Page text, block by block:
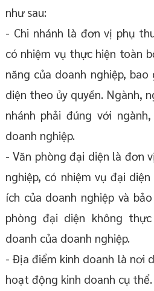
như sau:
- Chi nhánh là đơn vị phụ
có nhiệm vụ thực hiện toàn
năng của doanh nghiệp,
diện theo ủy quyền. Ngành,
nhánh phải đúng với
doanh nghiệp.
- Văn phòng đại diện là đơn
nghiệp, có nhiệm vụ đại
ích của doanh nghiệp và
phòng đại diện không
doanh của doanh nghiệp.
- Địa điểm kinh doanh là nơi
hoạt động kinh doanh cụ thể.